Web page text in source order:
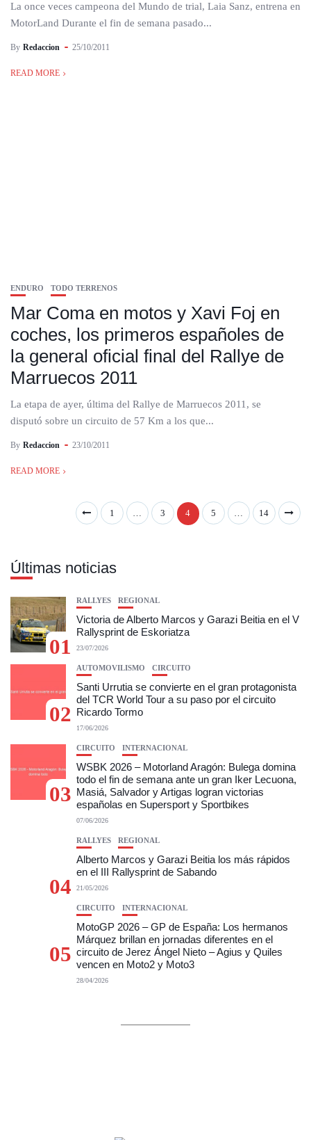
La once veces campeona del Mundo de trial, Laia Sanz, entrena en
MotorLand Durante el fin de semana pasado...
By Redaccion 25/10/2011
READ MORE
ENDURO TODO TERRENOS
Mar Coma en motos y Xavi Foj en
coches, los primeros españoles de
la general oficial final del Rallye de
Marruecos 2011
La etapa de ayer, última del Rallye de Marruecos 2011, se
disputó sobre un circuito de 57 Km a los que...
By Redaccion 23/10/2011
READ MORE
1 … 3 4 5 … 14
Últimas noticias
01
RALLYES REGIONAL
Victoria de Alberto Marcos y Garazi Beitia en el V
Rallysprint de Eskoriatza
23/07/2026
02
AUTOMOVILISMO CIRCUITO
Santi Urrutia se convierte en el gran protagonista
del TCR World Tour a su paso por el circuito
Ricardo Tormo
17/06/2026
03
CIRCUITO INTERNACIONAL
WSBK 2026 – Motorland Aragón: Bulega domina
todo el fin de semana ante un gran Iker Lecuona,
Masiá, Salvador y Artigas logran victorias
españolas en Supersport y Sportbikes
07/06/2026
04
RALLYES REGIONAL
Alberto Marcos y Garazi Beitia los más rápidos
en el III Rallysprint de Sabando
21/05/2026
05
CIRCUITO INTERNACIONAL
MotoGP 2026 – GP de España: Los hermanos
Márquez brillan en jornadas diferentes en el
circuito de Jerez Ángel Nieto – Agius y Quiles
vencen en Moto2 y Moto3
28/04/2026